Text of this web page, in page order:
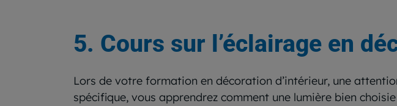
5. Cours sur l’éclairage en
Lors de votre formation en décoration d’intérieur, une
spécifique, vous apprendrez comment une lumière bien